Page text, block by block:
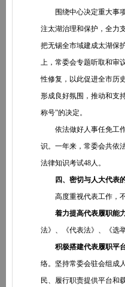
围绕中心决定重大事项
注太湖治理和保护，全力
把无锡全市域建成太湖保
上，常委会专题听取和审
性修复，以此促进全市历
形成良好氛围，推动和支
称号”的决定。
依法做好人事任免工作
识。一年来，常委会共依
法律知识考试48人。
四、密切与人大代表
高度重视代表工作，不
着力提高代表履职能力
法》、《代表法》、《选
积极搭建代表履职平台
络。坚持常委会驻会组成
民、履行职责提供平台和